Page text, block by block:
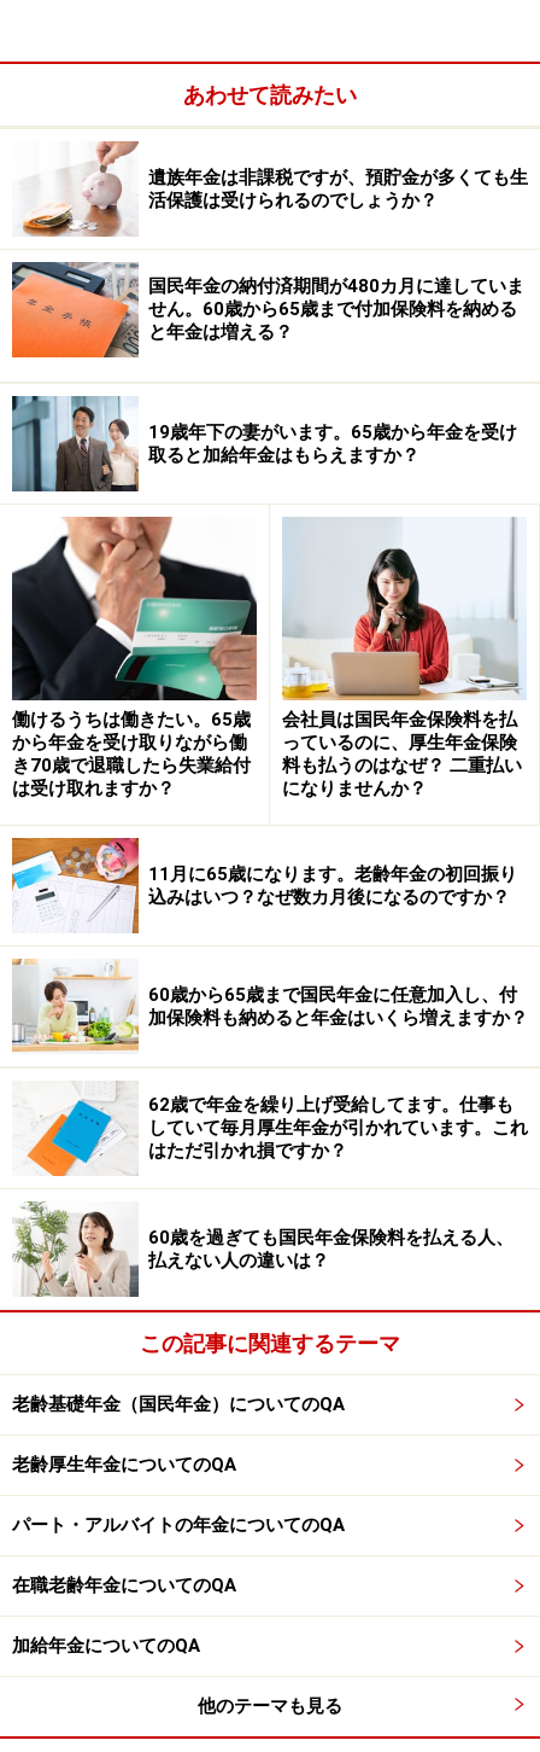
老齢生活者支援給付金（収入により補足的老齢年金生活
者支援給付金）は、老齢基礎年金を受け取っている方が
対象となりますが、所得制限があり、次の要件をすべて
満たしている必要があります。
（1）65歳以上の老齢基礎年金の受給者
（2）同一世帯の全員が市町村民税非課税
（3）前年の公的年金等の収入金額（障害年金・遺族年
金等は含みません）とその他の所得との合計額が88万
1200円以下
（3）に関して、78万1200円を超え88万1200円以下の場
合は、一定割合を乗じた「補足的老齢年金生活者支援給
付金」が支給されます。補足的老齢年金生活者支援給付
金は、老齢年金生活者支援給付金の要件をあと少しで満
たせずに支給されなかった人と、老齢年金生活者支援給
付金の支給を受けた人との間で、所得の逆転が生じない
ようにするためのものです。
支給される老齢生活者支援給付金は、次の【1】と【2】
の合計額となります。給付額は毎年度改定があります。
【1】保険料納付済期間の受給額（月額）＝5020円×保険
料納付済期間／480カ月
【2】保険料免除期間の受給額（月額）＝1万802円×保険
料免除期間／480カ月（令和4年4月時点）
例えば、納付済月数が60カ月、全額免除月数が240カ月
【1】5020円×60カ月／480月≒628円
【2】1万802円×240カ月／480月＝5401円
＜合計＞【1】628円＋【2】5401円＝6029円（月額）
給付金を受け取るには、年金生活者支援給付金請求書の
は、老齢基礎年金の請求書に給付金請求書が同封されま
す。
あわせて読みたい
遺族年金は非課税ですが、預貯金が多くても生
活保護は受けられるのでしょうか？
国民年金の納付済期間が480カ月に達していま
せん。60歳から65歳まで付加保険料を納める
と年金は増える？
19歳年下の妻がいます。65歳から年金を受け
取ると加給年金はもらえますか？
働けるうちは働きたい。65歳
から年金を受け取りながら働
き70歳で退職したら失業給付
は受け取れますか？
会社員は国民年金保険料を払
っているのに、厚生年金保険
料も払うのはなぜ？ 二重払い
になりませんか？
11月に65歳になります。老齢年金の初回振り
込みはいつ？なぜ数カ月後になるのですか？
60歳から65歳まで国民年金に任意加入し、付
加保険料も納めると年金はいくら増えますか？
62歳で年金を繰り上げ受給してます。仕事も
していて毎月厚生年金が引かれています。これ
はただ引かれ損ですか？
60歳を過ぎても国民年金保険料を払える人、
払えない人の違いは？
この記事に関連するテーマ
老齢基礎年金（国民年金）についてのQA
老齢厚生年金についてのQA
パート・アルバイトの年金についてのQA
在職老齢年金についてのQA
加給年金についてのQA
他のテーマも見る